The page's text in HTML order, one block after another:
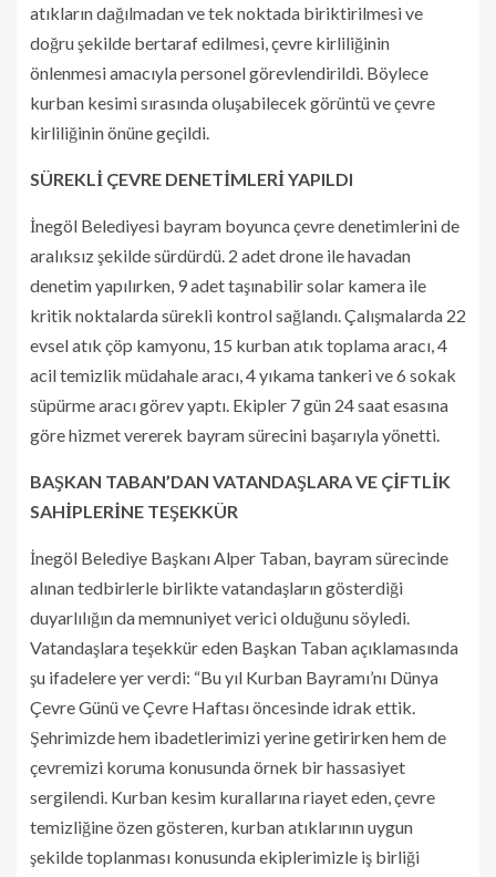
atıkların dağılmadan ve tek noktada biriktirilmesi ve
doğru şekilde bertaraf edilmesi, çevre kirliliğinin
önlenmesi amacıyla personel görevlendirildi. Böylece
kurban kesimi sırasında oluşabilecek görüntü ve çevre
kirliliğinin önüne geçildi.
SÜREKLİ ÇEVRE DENETİMLERİ YAPILDI
İnegöl Belediyesi bayram boyunca çevre denetimlerini de
aralıksız şekilde sürdürdü. 2 adet drone ile havadan
denetim yapılırken, 9 adet taşınabilir solar kamera ile
kritik noktalarda sürekli kontrol sağlandı. Çalışmalarda 22
evsel atık çöp kamyonu, 15 kurban atık toplama aracı, 4
acil temizlik müdahale aracı, 4 yıkama tankeri ve 6 sokak
süpürme aracı görev yaptı. Ekipler 7 gün 24 saat esasına
göre hizmet vererek bayram sürecini başarıyla yönetti.
BAŞKAN TABAN’DAN VATANDAŞLARA VE ÇİFTLİK
SAHİPLERİNE TEŞEKKÜR
İnegöl Belediye Başkanı Alper Taban, bayram sürecinde
alınan tedbirlerle birlikte vatandaşların gösterdiği
duyarlılığın da memnuniyet verici olduğunu söyledi.
Vatandaşlara teşekkür eden Başkan Taban açıklamasında
şu ifadelere yer verdi: “Bu yıl Kurban Bayramı’nı Dünya
Çevre Günü ve Çevre Haftası öncesinde idrak ettik.
Şehrimizde hem ibadetlerimizi yerine getirirken hem de
çevremizi koruma konusunda örnek bir hassasiyet
sergilendi. Kurban kesim kurallarına riayet eden, çevre
temizliğine özen gösteren, kurban atıklarının uygun
şekilde toplanması konusunda ekiplerimizle iş birliği